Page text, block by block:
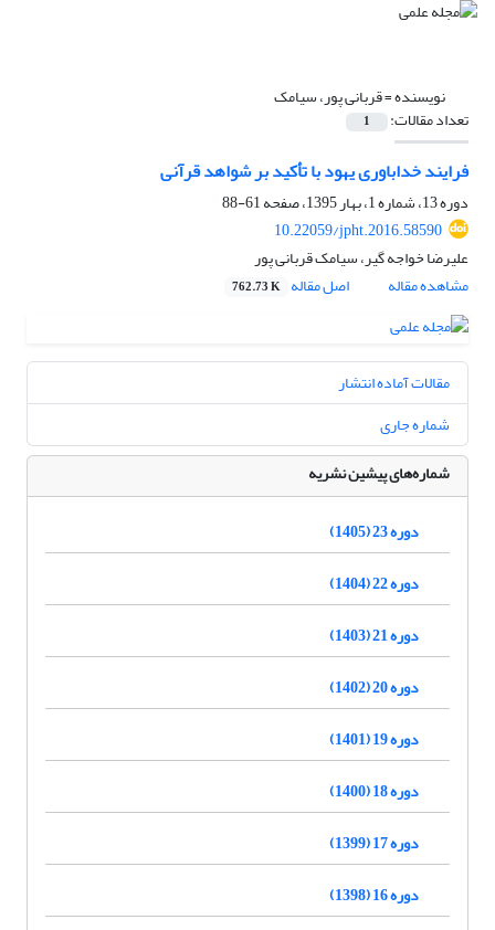
نویسنده =قربانی پور، سیامک
تعداد مقالات: 1
فرایند خداباوری یهود با تأکید بر شواهد قرآنی
دوره 13، شماره 1، بهار 1395، صفحه
61-88
10.22059/jpht.2016.58590
علیرضا خواجه گیر، سیامک قربانی پور
مشاهده مقاله
اصل مقاله 762.73 K
مقالات آماده انتشار
شماره جاری
شماره‌های پیشین نشریه
دوره 23 (1405)
دوره 22 (1404)
دوره 21 (1403)
دوره 20 (1402)
دوره 19 (1401)
دوره 18 (1400)
دوره 17 (1399)
دوره 16 (1398)